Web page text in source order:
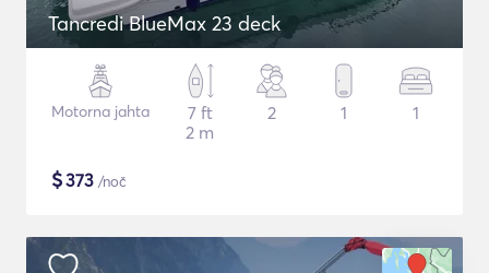
Tancredi BlueMax 23 deck
Motorna jahta
7 ft
2 m
2 1 1
$373 /noč